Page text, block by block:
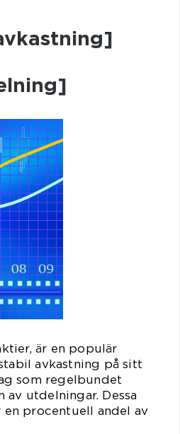
är en populär
avkastning på sitt
som regelbundet
utdelningar. Dessa
procentuell andel av